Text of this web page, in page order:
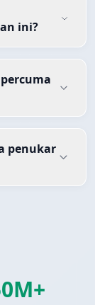
ini?
penukar